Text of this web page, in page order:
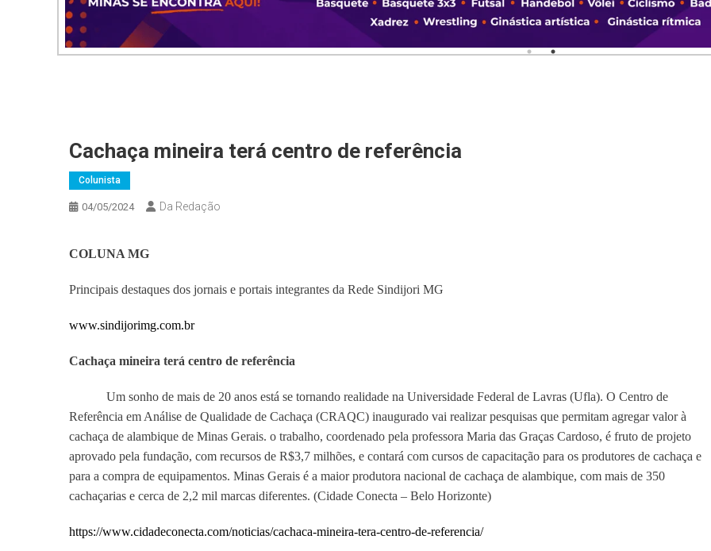
Cachaça mineira terá centro de referência
Colunista
04/05/2024 Da Redação
COLUNA MG
Principais destaques dos jornais e portais integrantes da Rede Sindijori MG
www.sindijorimg.com.br
Cachaça mineira terá centro de referência
Um sonho de mais de 20 anos está se tornando realidade na Universidade Federal de Lavras (Ufla). O Centro de
Referência em Análise de Qualidade de Cachaça (CRAQC) inaugurado vai realizar pesquisas que permitam agregar valor à
cachaça de alambique de Minas Gerais. o trabalho, coordenado pela professora Maria das Graças Cardoso, é fruto de projeto
aprovado pela fundação, com recursos de R$3,7 milhões, e contará com cursos de capacitação para os produtores de cachaça e
para a compra de equipamentos. Minas Gerais é a maior produtora nacional de cachaça de alambique, com mais de 350
cachaçarias e cerca de 2,2 mil marcas diferentes. (Cidade Conecta – Belo Horizonte)
https://www.cidadeconecta.com/noticias/cachaca-mineira-tera-centro-de-referencia/